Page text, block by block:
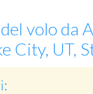
volo da
City, UT,